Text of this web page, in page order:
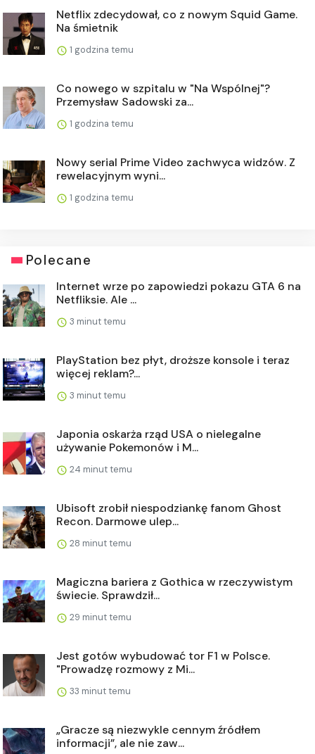
Netflix zdecydował, co z nowym Squid Game.
Na śmietnik
1 godzina temu
Co nowego w szpitalu w "Na Wspólnej"?
Przemysław Sadowski za...
1 godzina temu
Nowy serial Prime Video zachwyca widzów. Z
rewelacyjnym wyni...
1 godzina temu
Polecane
Internet wrze po zapowiedzi pokazu GTA 6 na
Netfliksie. Ale ...
3 minut temu
PlayStation bez płyt, droższe konsole i teraz
więcej reklam?...
3 minut temu
Japonia oskarża rząd USA o nielegalne
używanie Pokemonów i M...
24 minut temu
Ubisoft zrobił niespodziankę fanom Ghost
Recon. Darmowe ulep...
28 minut temu
Magiczna bariera z Gothica w rzeczywistym
świecie. Sprawdził...
29 minut temu
Jest gotów wybudować tor F1 w Polsce.
"Prowadzę rozmowy z Mi...
33 minut temu
„Gracze są niezwykle cennym źródłem
informacji”, ale nie zaw...